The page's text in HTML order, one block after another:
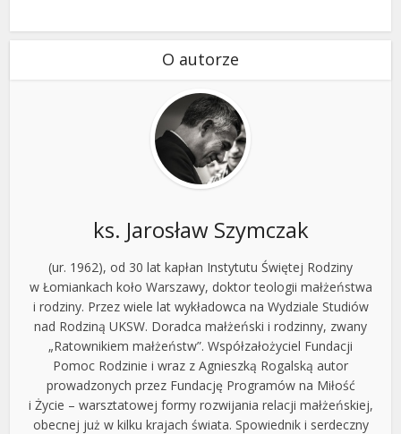
O autorze
ks. Jarosław Szymczak
(ur. 1962), od 30 lat kapłan Instytutu Świętej Rodziny
w Łomiankach koło Warszawy, doktor teologii małżeństwa
i rodziny. Przez wiele lat wykładowca na Wydziale Studiów
nad Rodziną UKSW. Doradca małżeński i rodzinny, zwany
„Ratownikiem małżeństw”. Współzałożyciel Fundacji
Pomoc Rodzinie i wraz z Agnieszką Rogalską autor
prowadzonych przez Fundację Programów na Miłość
i Życie – warsztatowej formy rozwijania relacji małżeńskiej,
obecnej już w kilku krajach świata. Spowiednik i serdeczny